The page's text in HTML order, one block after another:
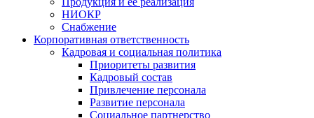
НИОКР
Снабжение
Корпоративная ответственность
Кадровая и социальная политика
Приоритеты развития
Кадровый состав
Привлечение персонала
Развитие персонала
Социальное партнерство